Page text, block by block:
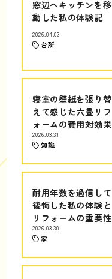
窓辺へキッチンを移
動した私の体験記
2026.04.02
台所
寝室の壁紙を張り替
えて感じた六畳リフ
ォームの費用対効果
2026.03.31
知識
耐用年数を過信して
後悔した私の体験と
リフォームの重要性
2026.03.30
家